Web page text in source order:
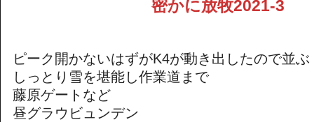
密かに放牧2021-3
ピーク開かないはずがK4が動き出したので並ぶ
しっとり雪を堪能し作業道まで
藤原ゲートなど
昼グラウビュンデン